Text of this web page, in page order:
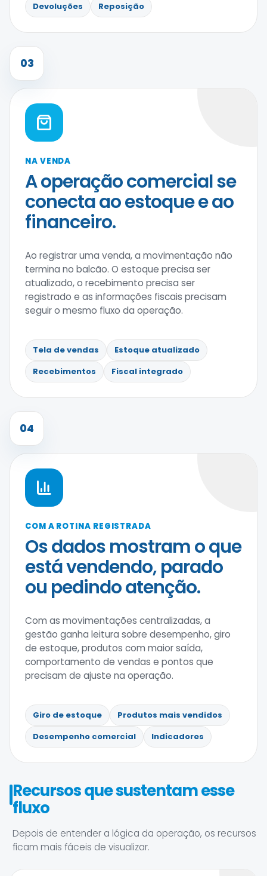
Devoluções
Reposição
03
NA VENDA
A operação comercial se
conecta ao estoque e ao
financeiro.
Ao registrar uma venda, a movimentação não
termina no balcão. O estoque precisa ser
atualizado, o recebimento precisa ser
registrado e as informações fiscais precisam
seguir o mesmo fluxo da operação.
Tela de vendas
Estoque atualizado
Recebimentos
Fiscal integrado
04
COM A ROTINA REGISTRADA
Os dados mostram o que
está vendendo, parado
ou pedindo atenção.
Com as movimentações centralizadas, a
gestão ganha leitura sobre desempenho, giro
de estoque, produtos com maior saída,
comportamento de vendas e pontos que
precisam de ajuste na operação.
Giro de estoque
Produtos mais vendidos
Desempenho comercial
Indicadores
Recursos que sustentam esse
fluxo
Depois de entender a lógica da operação, os recursos
ficam mais fáceis de visualizar.